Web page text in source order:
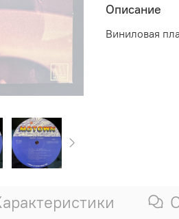
Описание
Виниловая